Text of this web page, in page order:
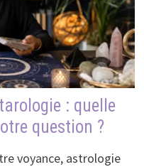
: quelle
question ?
voyance, astrologie